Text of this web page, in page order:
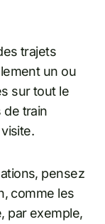
trajets
un ou
sur tout le
de train
pensez
comme les
par exemple,